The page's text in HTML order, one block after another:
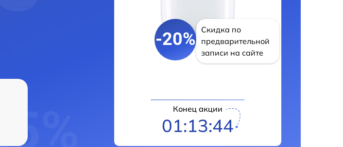
-20%
Скидка по
предварительной
записи на сайте
Конец акции
01:13:42